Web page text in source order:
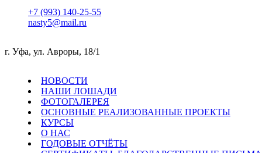
+7 (993) 140-25-55
nasty5@mail.ru
г. Уфа, ул. Авроры, 18/1
НОВОСТИ
НАШИ ЛОШАДИ
ФОТОГАЛЕРЕЯ
ОСНОВНЫЕ РЕАЛИЗОВАННЫЕ ПРОЕКТЫ
КУРСЫ
О НАС
ГОДОВЫЕ ОТЧЁТЫ